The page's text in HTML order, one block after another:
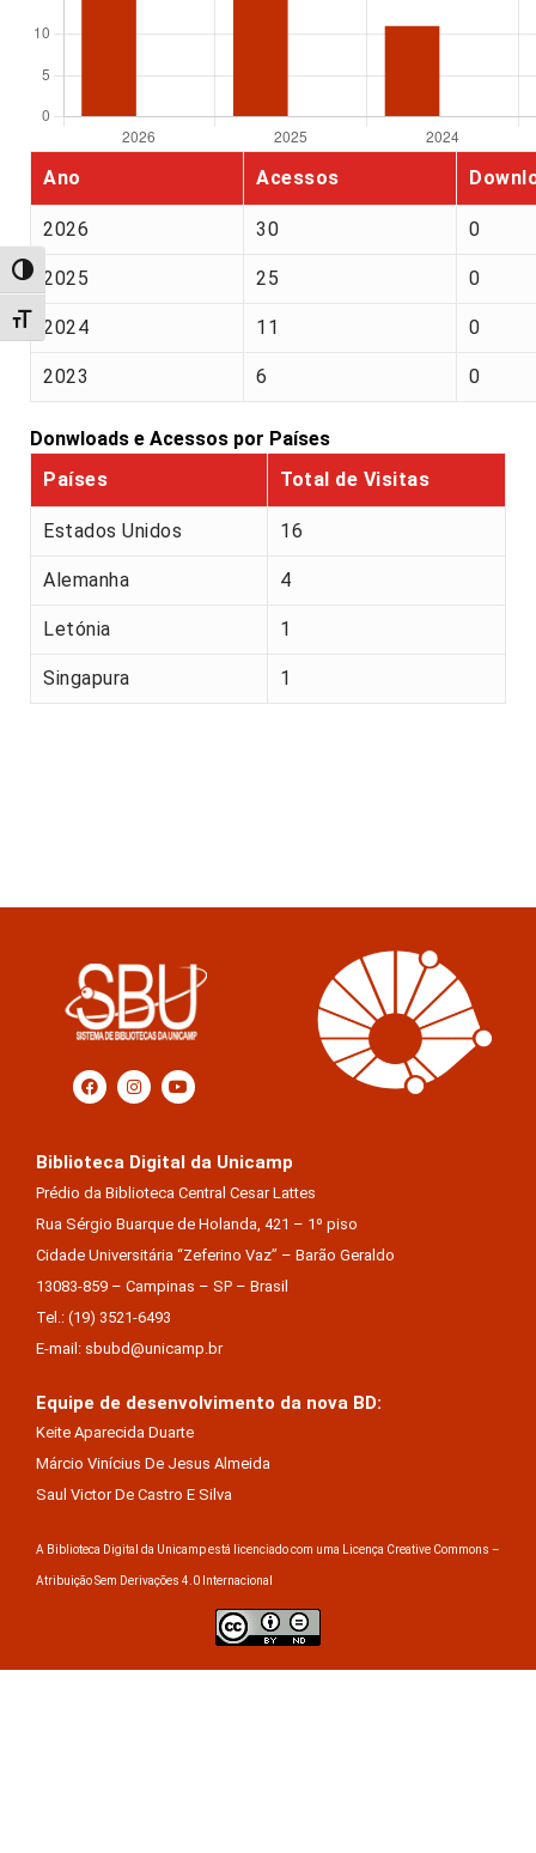
Alternar alto contraste
Alternar tamanho da fonte
Ano Acessos
2026 30 0
2025 25 0
2024 11 0
2023 6 0
Donwloads e Acessos por Países
Países
Total de Visitas
Estados Unidos 16
Alemanha 4
Letónia 1
Singapura 1
Biblioteca Digital da Unicamp
Prédio da Biblioteca Central Cesar Lattes
Rua Sérgio Buarque de Holanda, 421 – 1º piso
Cidade Universitária “Zeferino Vaz” – Barão Geraldo
13083-859 – Campinas – SP – Brasil
Tel.: (19) 3521-6493
E-mail: sbubd@unicamp.br
Equipe de desenvolvimento da nova BD:
Keite Aparecida Duarte
Márcio Vinícius De Jesus Almeida
Saul Victor De Castro E Silva
A Biblioteca Digital da Unicamp está licenciado com uma Licença Creative Commons –
Atribuição Sem Derivações 4.0 Internacional